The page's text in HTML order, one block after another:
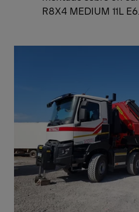
R8X4 MEDIUM 11L E6.